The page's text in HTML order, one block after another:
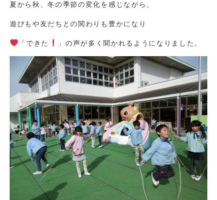
夏から秋、冬の季節の変化を感じながら、
遊びもや友だちとの関わりも豊かになり
「できた 」の声が多く聞かれるようになりました。